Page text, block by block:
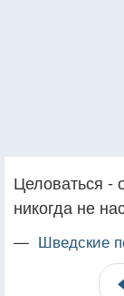
Целоваться -
никогда не
— Шведские